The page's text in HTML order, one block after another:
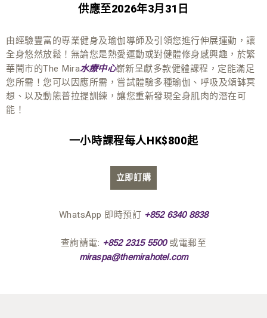
供應至2026年3月31日
由經驗豐富的專業健身及瑜伽導師及引領您進行伸展運動，讓
全身悠然放鬆！無論您是熱愛運動或對健體修身感興趣，於繁
華鬧市的The Mira水療中心嶄新呈獻多款健體課程，定能滿足
您所需！您可以因應所需，嘗試體驗多種瑜伽、呼吸及頌缽冥
想、以及動態普拉提訓練，讓您重新發現全身肌肉的潛在可
能！
一小時課程每人HK$800起
立即訂購
WhatsApp 即時預訂 +852 6340 8838
查詢請電: +852 2315 5500或電郵至
miraspa@themirahotel.com